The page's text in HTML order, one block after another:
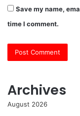
Save my name,
time I comment.
Archives
August 2026